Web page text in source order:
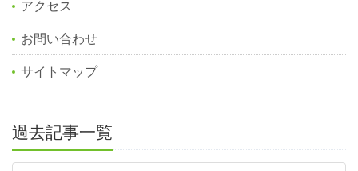
アクセス
お問い合わせ
サイトマップ
過去記事一覧